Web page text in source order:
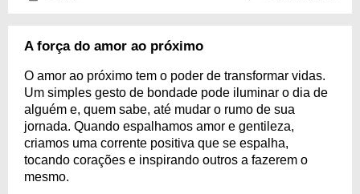
A força do amor ao próximo
O amor ao próximo tem o poder de transformar vidas.
Um simples gesto de bondade pode iluminar o dia de
alguém e, quem sabe, até mudar o rumo de sua
jornada. Quando espalhamos amor e gentileza,
criamos uma corrente positiva que se espalha,
tocando corações e inspirando outros a fazerem o
mesmo.